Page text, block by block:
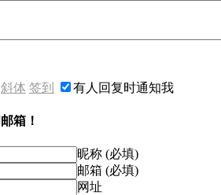
斜体 签到 有人回复时通知我
箱！
昵称 (必填)
邮箱 (必填)
网址